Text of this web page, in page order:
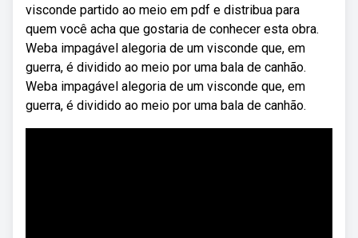
visconde partido ao meio em pdf e distribua para
quem você acha que gostaria de conhecer esta obra.
Weba impagável alegoria de um visconde que, em
guerra, é dividido ao meio por uma bala de canhão.
Weba impagável alegoria de um visconde que, em
guerra, é dividido ao meio por uma bala de canhão.